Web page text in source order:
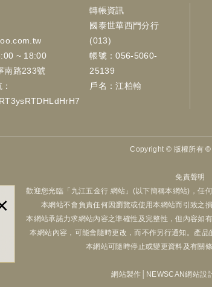
~ 18:00
南路233號
轉帳資訊
國泰世華西門分行
(013)
帳號：056-5060-
25139
戶名：江柏翰
Copyright © 版權所有
免責聲明
歡迎您光臨「九江五金行 網站」(以下簡稱本網站)，任
本網站不會負責任何因瀏覽或使用本網站而引致之
本網站承諾力求網站內容之準確性及完整性，但內容如
本網站內容，可能會隨時更改，而不作另行通知。產
本網站可隨時停止或變更資料及有關
網站製作│ NEWSCAN網站設